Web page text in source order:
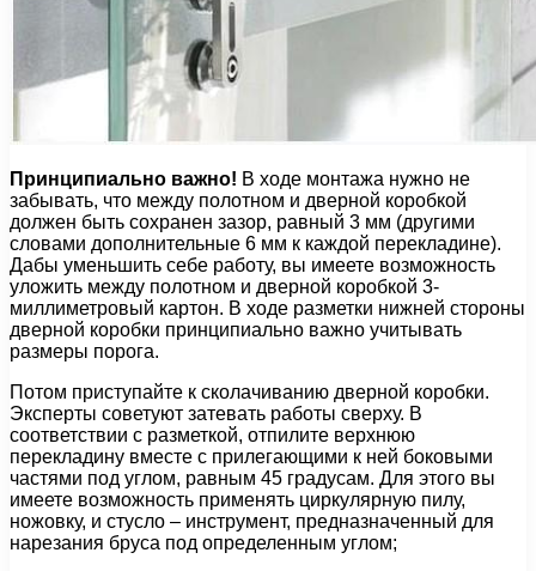
Принципиально важно! В ходе монтажа нужно не
забывать, что между полотном и дверной коробкой
должен быть сохранен зазор, равный 3 мм (другими
словами дополнительные 6 мм к каждой перекладине).
Дабы уменьшить себе работу, вы имеете возможность
уложить между полотном и дверной коробкой 3-
миллиметровый картон. В ходе разметки нижней стороны
дверной коробки принципиально важно учитывать
размеры порога.
Потом приступайте к сколачиванию дверной коробки.
Эксперты советуют затевать работы сверху. В
соответствии с разметкой, отпилите верхнюю
перекладину вместе с прилегающими к ней боковыми
частями под углом, равным 45 градусам. Для этого вы
имеете возможность применять циркулярную пилу,
ножовку, и стусло – инструмент, предназначенный для
нарезания бруса под определенным углом;